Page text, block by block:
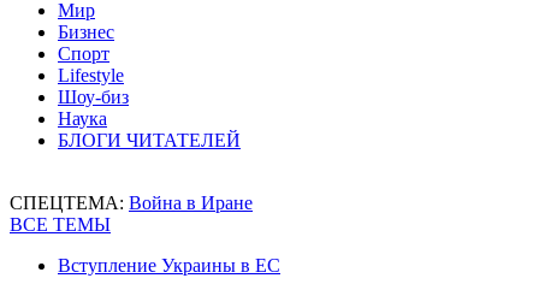
Мир
Бизнес
Спорт
Lifestyle
Шоу-биз
Наука
БЛОГИ ЧИТАТЕЛЕЙ
СПЕЦТЕМА: Война в Иране
ВСЕ ТЕМЫ
Вступление Украины в ЕС